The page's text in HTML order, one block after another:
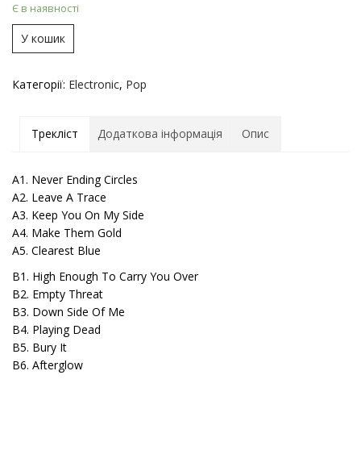
Є в наявності
У кошик
Категорії: Electronic, Pop
Трекліст Додаткова інформація Опис
A1. Never Ending Circles
A2. Leave A Trace
A3. Keep You On My Side
A4. Make Them Gold
A5. Clearest Blue
B1. High Enough To Carry You Over
B2. Empty Threat
B3. Down Side Of Me
B4. Playing Dead
B5. Bury It
B6. Afterglow